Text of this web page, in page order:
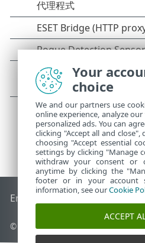
End of Life ESET 知識庫 ESET
© 1992 - 2026 ESET, spol. s r.o. -
Your
choice
We and our partners use
online experience, analyze
personalized ads. You can
clicking "Accept all and
choosing "Accept essential
settings by clicking "Manage
withdraw your consent or
anytime by clicking the
footer or in your account
information, see ourCookie
ACCEPT